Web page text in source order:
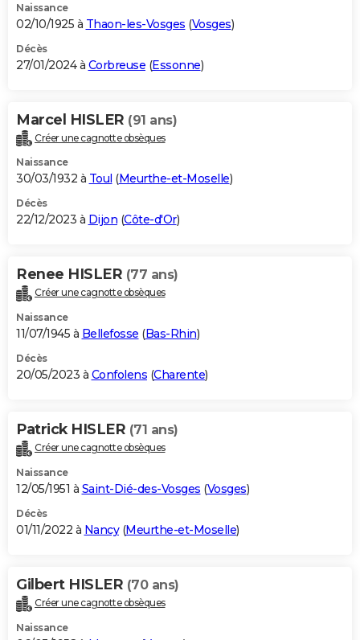
Naissance
02/10/1925 à Thaon-les-Vosges (Vosges)
Décès
27/01/2024 à Corbreuse (Essonne)
Marcel HISLER (91 ans)
Créer une cagnotte obsèques
Naissance
30/03/1932 à Toul (Meurthe-et-Moselle)
Décès
22/12/2023 à Dijon (Côte-d'Or)
Renee HISLER (77 ans)
Créer une cagnotte obsèques
Naissance
11/07/1945 à Bellefosse (Bas-Rhin)
Décès
20/05/2023 à Confolens (Charente)
Patrick HISLER (71 ans)
Créer une cagnotte obsèques
Naissance
12/05/1951 à Saint-Dié-des-Vosges (Vosges)
Décès
01/11/2022 à Nancy(Meurthe-et-Moselle)
Gilbert HISLER (70 ans)
Créer une cagnotte obsèques
Naissance